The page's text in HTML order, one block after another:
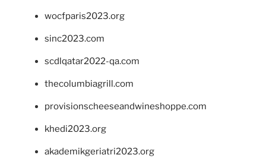
wocfparis2023.org
sinc2023.com
scdlqatar2022-qa.com
thecolumbiagrill.com
provisionscheeseandwineshoppe.com
khedi2023.org
akademikgeriatri2023.org